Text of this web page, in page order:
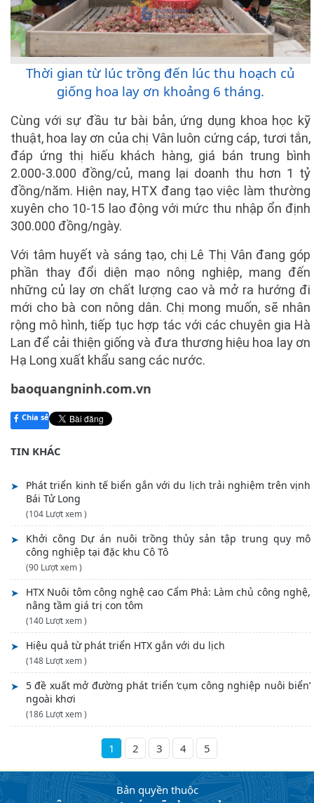
Thời gian từ lúc trồng đến lúc thu hoạch củ
giống hoa lay ơn khoảng 6 tháng.
Cùng với sự đầu tư bài bản, ứng dụng khoa học kỹ
thuật, hoa lay ơn của chị Vân luôn cứng cáp, tươi tắn,
đáp ứng thị hiếu khách hàng, giá bán trung bình
2.000-3.000 đồng/củ, mang lại doanh thu hơn 1 tỷ
đồng/năm. Hiện nay, HTX đang tạo việc làm thường
xuyên cho 10-15 lao động với mức thu nhập ổn định
300.000 đồng/ngày.
Với tâm huyết và sáng tạo, chị Lê Thị Vân đang góp
phần thay đổi diện mạo nông nghiệp, mang đến
những củ lay ơn chất lượng cao và mở ra hướng đi
mới cho bà con nông dân. Chị mong muốn, sẽ nhân
rộng mô hình, tiếp tục hợp tác với các chuyên gia Hà
Lan để cải thiện giống và đưa thương hiệu hoa lay ơn
Hạ Long xuất khẩu sang các nước.
baoquangninh.com.vn
Chia sẻ
TIN KHÁC
Phát triển kinh tế biển gắn với du lịch trải nghiệm trên vịnh
Bái Tử Long
(104 Lượt xem )
Khởi công Dự án nuôi trồng thủy sản tập trung quy mô
công nghiệp tại đặc khu Cô Tô
(90 Lượt xem )
HTX Nuôi tôm công nghệ cao Cẩm Phả: Làm chủ công nghệ,
nâng tầm giá trị con tôm
(140 Lượt xem )
Hiệu quả từ phát triển HTX gắn với du lịch
(148 Lượt xem )
5 đề xuất mở đường phát triển ‘cụm công nghiệp nuôi biển’
ngoài khơi
(186 Lượt xem )
1 2 3 4 5
Bản quyền thuộc